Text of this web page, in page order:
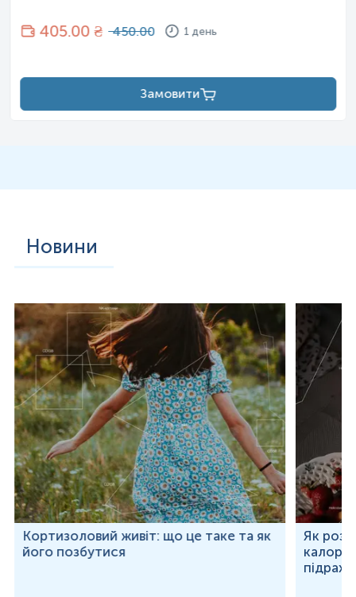
405.00 ₴ 450.00 1 день
Замовити
Новини
Кортизоловий живіт: що це таке та як
його позбутися
Як